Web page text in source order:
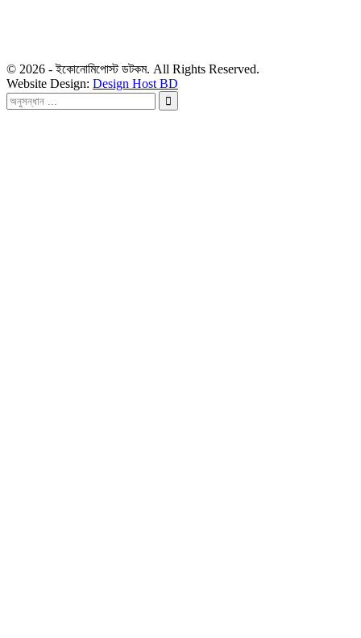
© 2026 - ইকোনোমিপোস্ট ডটকম. All Rights Reserved.
Website Design: Design Host BD